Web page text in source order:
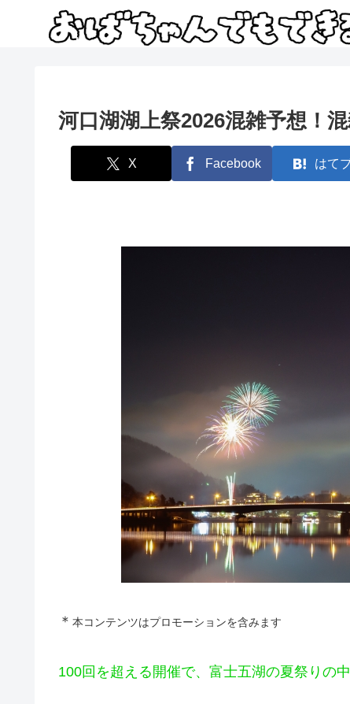
河口湖湖上祭2026混雑予想！
X Facebook はて
＊ 本コンテンツはプロモーションを含みます
100回を超える開催で、富士五湖の夏祭りの